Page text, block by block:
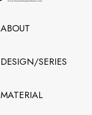
ABOUT
DESIGN/SERIES
MATERIAL